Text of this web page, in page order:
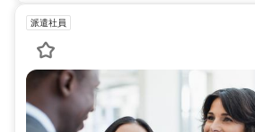
派遣社員